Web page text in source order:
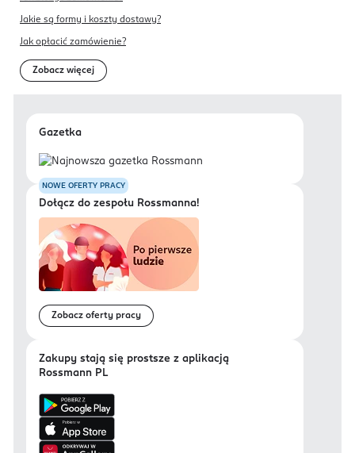
Jakie są formy i koszty dostawy?
Jak opłacić zamówienie?
Zobacz więcej
Gazetka
NOWE OFERTY PRACY
Dołącz do zespołu Rossmanna!
Zobacz oferty pracy
Zakupy stają się prostsze z aplikacją
Rossmann PL